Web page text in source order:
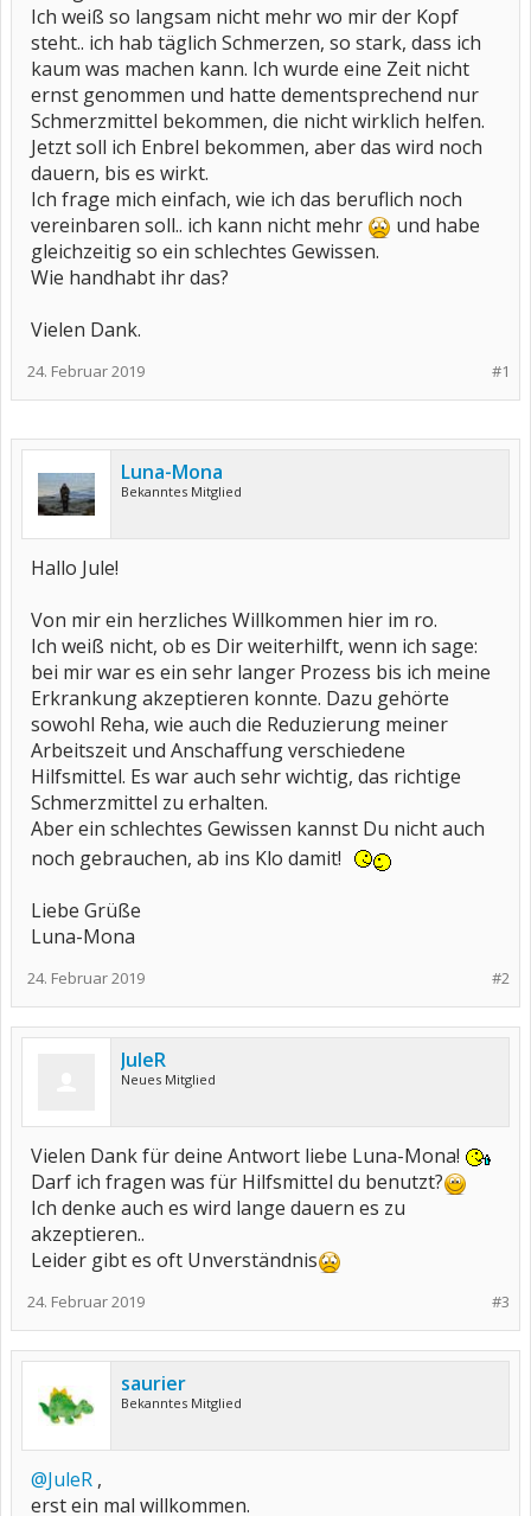
Ich weiß so langsam nicht mehr wo mir der Kopf
steht.. ich hab täglich Schmerzen, so stark, dass ich
kaum was machen kann. Ich wurde eine Zeit nicht
ernst genommen und hatte dementsprechend nur
Schmerzmittel bekommen, die nicht wirklich helfen.
Jetzt soll ich Enbrel bekommen, aber das wird noch
dauern, bis es wirkt.
Ich frage mich einfach, wie ich das beruflich noch
vereinbaren soll.. ich kann nicht mehr
und habe
gleichzeitig so ein schlechtes Gewissen.
Wie handhabt ihr das?
Vielen Dank.
#1
24. Februar 2019
Luna-Mona
Bekanntes Mitglied
Hallo Jule!
Von mir ein herzliches Willkommen hier im ro.
Ich weiß nicht, ob es Dir weiterhilft, wenn ich sage:
bei mir war es ein sehr langer Prozess bis ich meine
Erkrankung akzeptieren konnte. Dazu gehörte
sowohl Reha, wie auch die Reduzierung meiner
Arbeitszeit und Anschaffung verschiedene
Hilfsmittel. Es war auch sehr wichtig, das richtige
Schmerzmittel zu erhalten.
Aber ein schlechtes Gewissen kannst Du nicht auch
noch gebrauchen, ab ins Klo damit!
Liebe Grüße
Luna-Mona
#2
24. Februar 2019
JuleR
Neues Mitglied
Vielen Dank für deine Antwort liebe Luna-Mona!
Darf ich fragen was für Hilfsmittel du benutzt?
Ich denke auch es wird lange dauern es zu
akzeptieren..
Leider gibt es oft Unverständnis
#3
24. Februar 2019
saurier
Bekanntes Mitglied
@JuleR ,
erst ein mal willkommen.